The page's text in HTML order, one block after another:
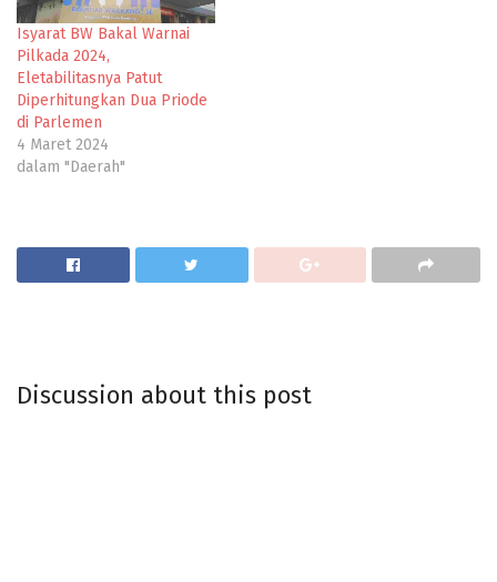
Isyarat BW Bakal Warnai
Pilkada 2024,
Eletabilitasnya Patut
Diperhitungkan Dua Priode
di Parlemen
4 Maret 2024
dalam "Daerah"
Discussion about this post